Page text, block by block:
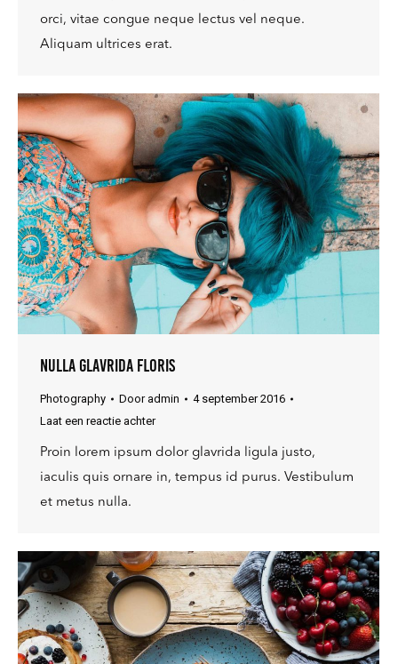
orci, vitae congue neque lectus vel neque.
Aliquam ultrices erat.
Nulla glavrida floris
Photography Dooradmin
4 september 2016
Laat een reactie achter
Proin lorem ipsum dolor glavrida ligula justo,
iaculis quis ornare in, tempus id purus. Vestibulum
et metus nulla.